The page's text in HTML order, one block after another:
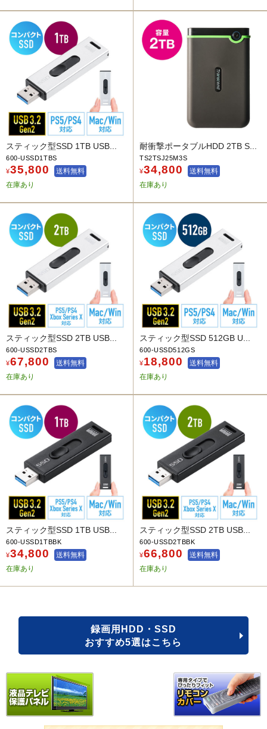
スティック型SSD 1TB USB...
600-USSD1TBS
¥35,800
送料無料
在庫あり
耐衝撃ポータブルHDD 2TB S...
TS2TSJ25M3S
¥34,800
送料無料
在庫あり
スティック型SSD 2TB USB...
600-USSD2TBS
¥67,800
送料無料
在庫あり
スティック型SSD 512GB U...
600-USSD512GS
¥18,800
送料無料
在庫あり
スティック型SSD 1TB USB...
600-USSD1TBBK
¥34,800
送料無料
在庫あり
スティック型SSD 2TB USB...
600-USSD2TBBK
¥66,800
送料無料
在庫あり
録画用HDD・SSD
おすすめ5選はこちら